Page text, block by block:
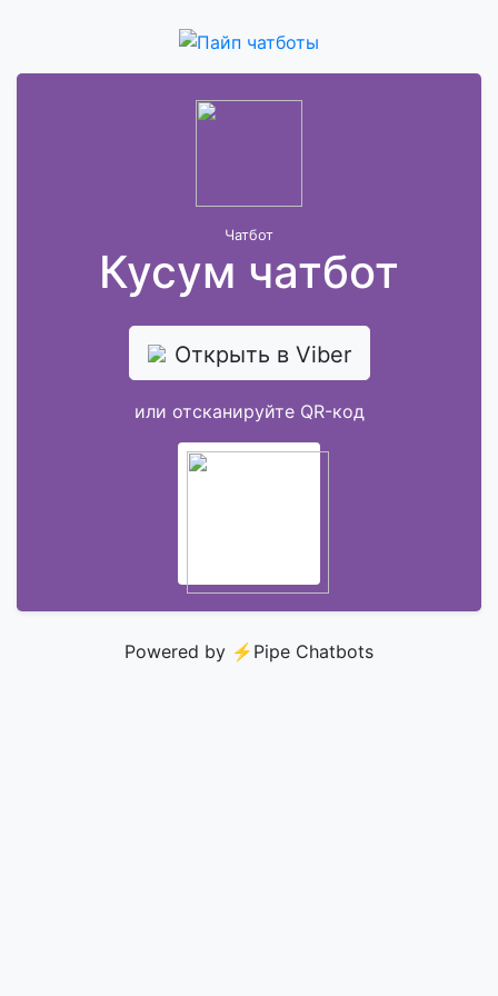
Чатбот
Кусум чатбот
Открыть в Viber
или отсканируйте QR-код
Powered by ⚡️ Pipe Chatbots